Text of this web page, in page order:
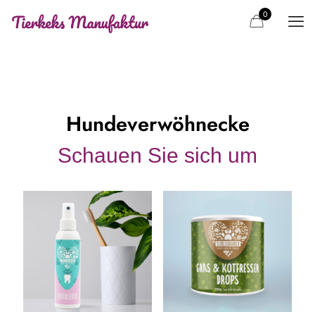
0
Hundeverwöhnecke
Schauen Sie sich um